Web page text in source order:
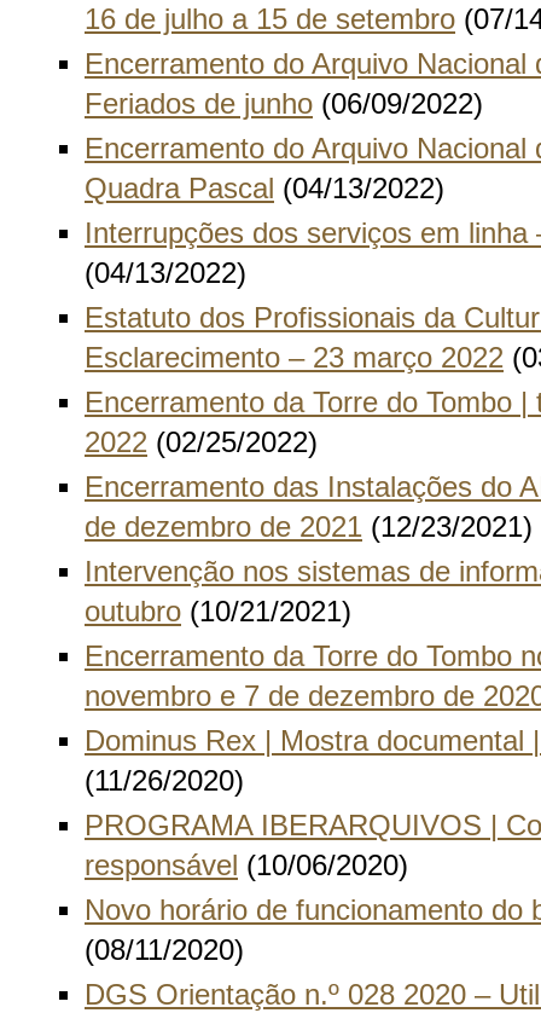
16 de julho a 15 de setembro (07/
Encerramento do Arquivo Nacional
Feriados de junho (06/09/2022)
Encerramento do Arquivo Nacional
Quadra Pascal (04/13/2022)
Interrupções dos serviços em linha
(04/13/2022)
Estatuto dos Profissionais da
Esclarecimento – 23 março 2022
Encerramento da Torre do Tombo
2022 (02/25/2022)
Encerramento das Instalações do
de dezembro de 2021 (12/23/2021)
Intervenção nos sistemas de
outubro (10/21/2021)
Encerramento da Torre do Tombo
novembro e 7 de dezembro de
Dominus Rex | Mostra documental
(11/26/2020)
PROGRAMA IBERARQUIVOS |
responsável (10/06/2020)
Novo horário de funcionamento do
(08/11/2020)
DGS Orientação n.º 028 2020 –